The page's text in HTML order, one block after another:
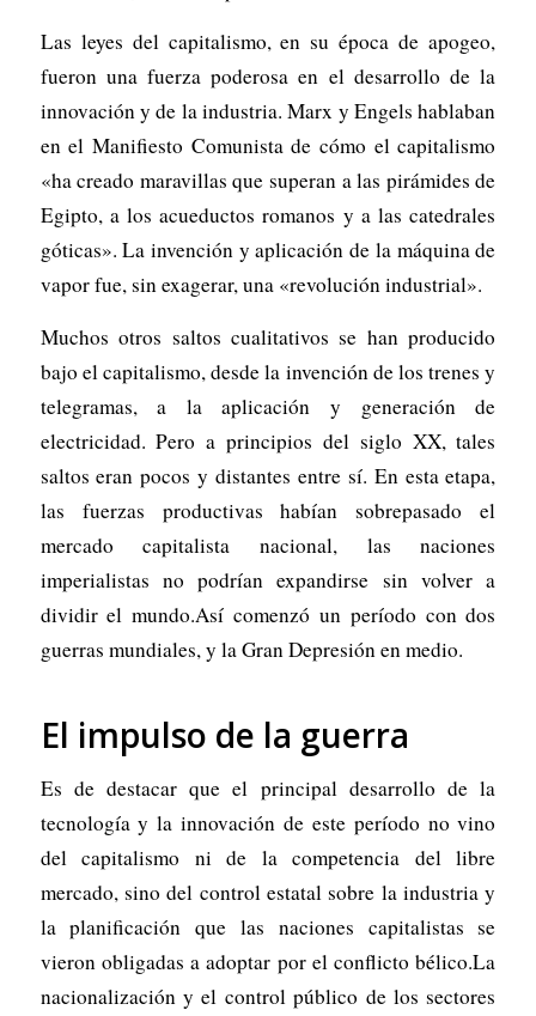
Las leyes del capitalismo, en su época de apogeo,
fueron una fuerza poderosa en el desarrollo de la
innovación y de la industria. Marx y Engels hablaban
en el Manifiesto Comunista de cómo el capitalismo
«ha creado maravillas que superan a las pirámides de
Egipto, a los acueductos romanos y a las catedrales
góticas». La invención y aplicación de la máquina de
vapor fue, sin exagerar, una «revolución industrial».
Muchos otros saltos cualitativos se han producido
bajo el capitalismo, desde la invención de los trenes y
telegramas, a la aplicación y generación de
electricidad. Pero a principios del siglo XX, tales
saltos eran pocos y distantes entre sí. En esta etapa,
las fuerzas productivas habían sobrepasado el
mercado capitalista nacional, las naciones
imperialistas no podrían expandirse sin volver a
dividir el mundo.Así comenzó un período con dos
guerras mundiales, y la Gran Depresión en medio.
El impulso de la guerra
Es de destacar que el principal desarrollo de la
tecnología y la innovación de este período no vino
del capitalismo ni de la competencia del libre
mercado, sino del control estatal sobre la industria y
la planificación que las naciones capitalistas se
vieron obligadas a adoptar por el conflicto bélico.La
nacionalización y el control público de los sectores